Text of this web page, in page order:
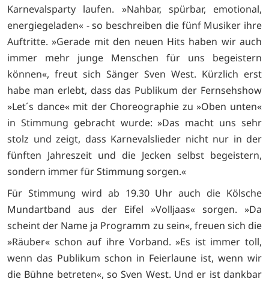
Karnevalsparty laufen. »Nahbar, spürbar, emotional,
energiegeladen« - so beschreiben die fünf Musiker ihre
Auftritte. »Gerade mit den neuen Hits haben wir auch
immer mehr junge Menschen für uns begeistern
können«, freut sich Sänger Sven West. Kürzlich erst
habe man erlebt, dass das Publikum der Fernsehshow
»Let´s dance« mit der Choreographie zu »Oben unten«
in Stimmung gebracht wurde: »Das macht uns sehr
stolz und zeigt, dass Karnevalslieder nicht nur in der
fünften Jahreszeit und die Jecken selbst begeistern,
sondern immer für Stimmung sorgen.«
Für Stimmung wird ab 19.30 Uhr auch die Kölsche
Mundartband aus der Eifel »Volljaas« sorgen. »Da
scheint der Name ja Programm zu sein«, freuen sich die
»Räuber« schon auf ihre Vorband. »Es ist immer toll,
wenn das Publikum schon in Feierlaune ist, wenn wir
die Bühne betreten«, so Sven West. Und er ist dankbar